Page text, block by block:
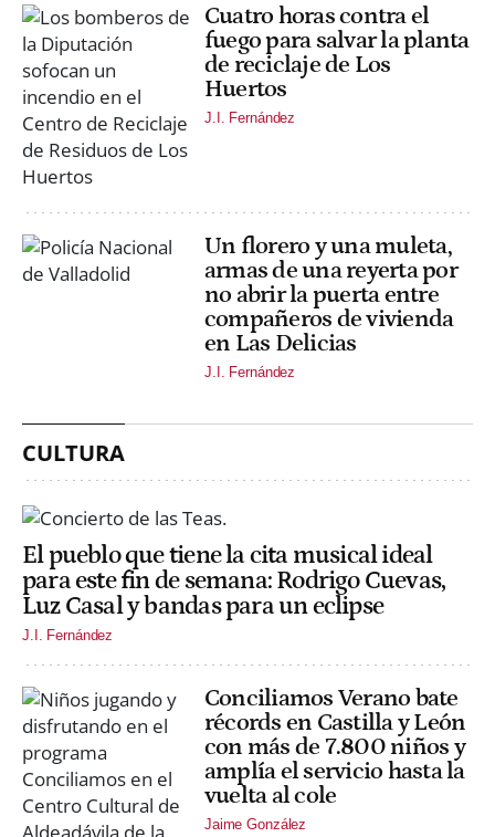
Cuatro horas contra el
fuego para salvar la planta
de reciclaje de Los
Huertos
J.I. Fernández
Un florero y una muleta,
armas de una reyerta por
no abrir la puerta entre
compañeros de vivienda
en Las Delicias
J.I. Fernández
CULTURA
El pueblo que tiene la cita musical ideal
para este fin de semana: Rodrigo Cuevas,
Luz Casal y bandas para un eclipse
J.I. Fernández
Conciliamos Verano bate
récords en Castilla y León
con más de 7.800 niños y
amplía el servicio hasta la
vuelta al cole
Jaime González